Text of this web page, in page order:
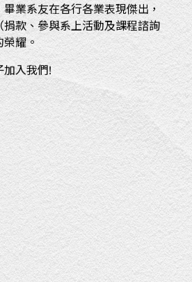
業系友在各行各業表現傑出，
捐款、參與系上活動及課程諮詢
耀。
加入我們!